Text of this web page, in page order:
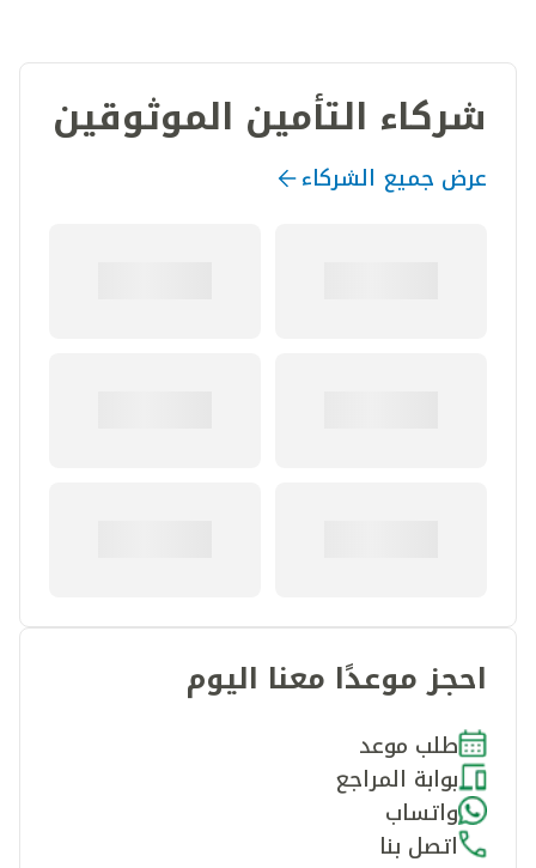
شركاء التأمين الموثوقين
عرض جميع الشركاء
احجز موعدًا معنا اليوم
طلب موعد
بوابة المراجع
واتساب
اتصل بنا